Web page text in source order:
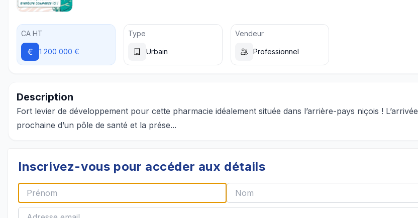
CA HT
€ 1 200 000 €
Type
Urbain
Vendeur
Professionnel
Description
Fort levier de développement pour cette pharmacie idéalement située dans l’arrière-pays niçois ! L’arrivée
prochaine d’un pôle de santé et la prése...
Inscrivez-vous pour accéder aux détails